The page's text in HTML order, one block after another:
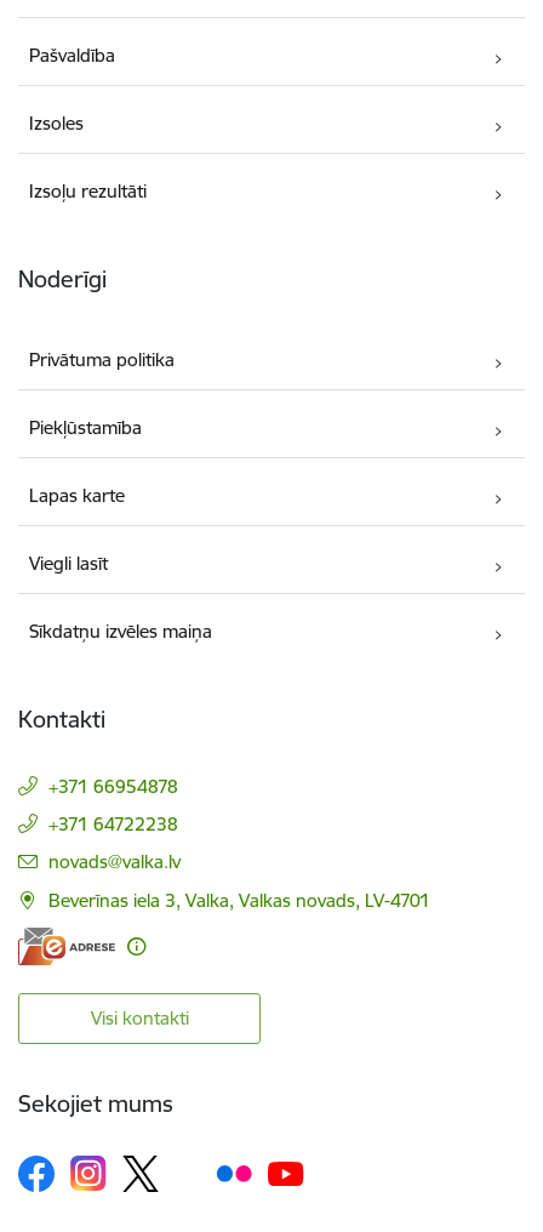
Pašvaldība
Izsoles
Izsoļu rezultāti
Noderīgi
Privātuma politika
Piekļūstamība
Lapas karte
Viegli lasīt
Sīkdatņu izvēles maiņa
Kontakti
+371 66954878
+371 64722238
E-pasts:
novads@valka.lv
Beverīnas iela 3, Valka, Valkas novads, LV-4701
Visi kontakti
Sekojiet mums